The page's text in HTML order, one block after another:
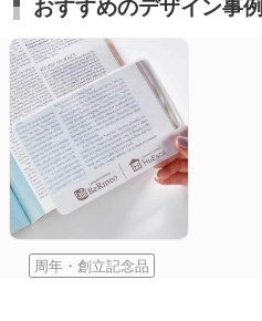
おすすめのデザイン事例
周年・創立記念品